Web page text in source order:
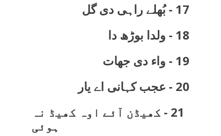
21 - کھیڈن آئے اوہ کھیڈ نہ
ہوئی
20 - عجب کہانی اے یار
19 - واء دی جھات
18 - ولدا بوڑھ دا
17 - بُھلے راہی دی گل